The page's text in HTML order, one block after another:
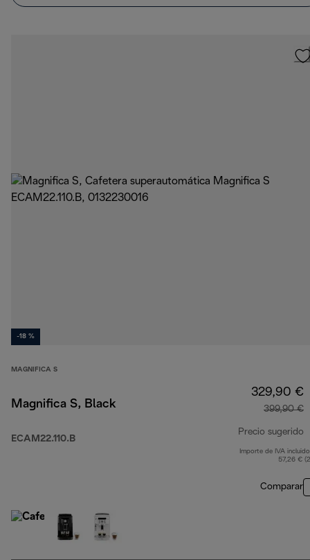
-18 %
MAGNIFICA S
Magnifica S, Black
ECAM22.110.B
329,90 €
399,90 €
Precio sugerido
Importe de IVA
57,26 €
Comparar